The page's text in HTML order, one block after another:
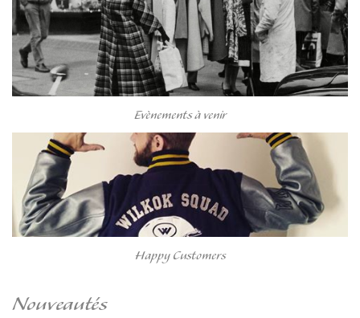
Evènements à venir
Happy Customers
Nouveautés